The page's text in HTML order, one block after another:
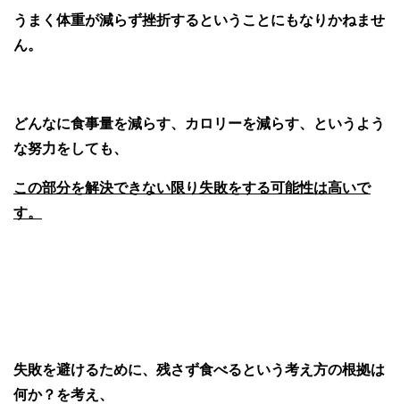
うまく体重が減らず挫折するということにもなりかねませ
ん。
どんなに食事量を減らす、カロリーを減らす、というよう
な努力をしても、
この部分を解決できない限り失敗をする可能性は高いで
す。
失敗を避けるために、残さず食べるという考え方の根拠は
何か？を考え、